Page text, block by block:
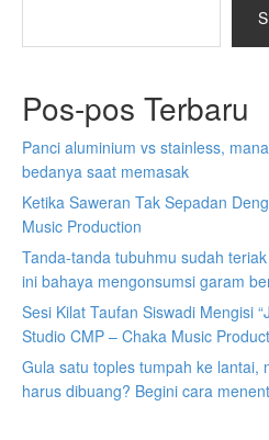
Pos-pos Terbaru
Panci aluminium vs stainless,
bedanya saat memasak
Ketika Saweran Tak Sepadan
Music Production
Tanda-tanda tubuhmu sudah
ini bahaya mengonsumsi garam
Sesi Kilat Taufan Siswadi Mengisi
Studio CMP – Chaka Music
Gula satu toples tumpah ke lantai,
harus dibuang? Begini cara